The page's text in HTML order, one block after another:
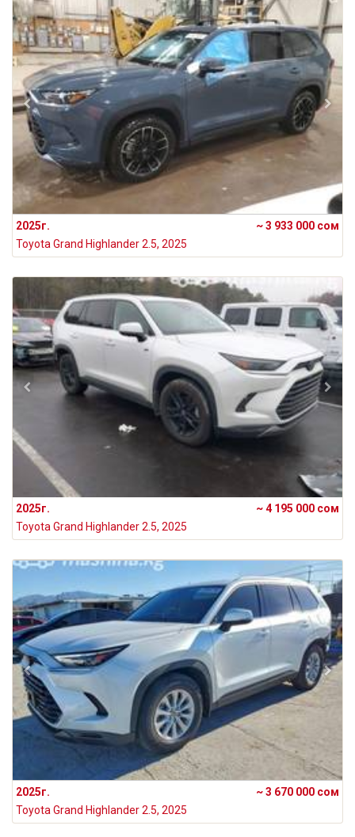
2025г.
~ 3 933 000 сом
Toyota Grand Highlander 2.5, 2025
2025г.
~ 4 195 000 сом
Toyota Grand Highlander 2.5, 2025
2025г.
~ 3 670 000 сом
Toyota Grand Highlander 2.5, 2025